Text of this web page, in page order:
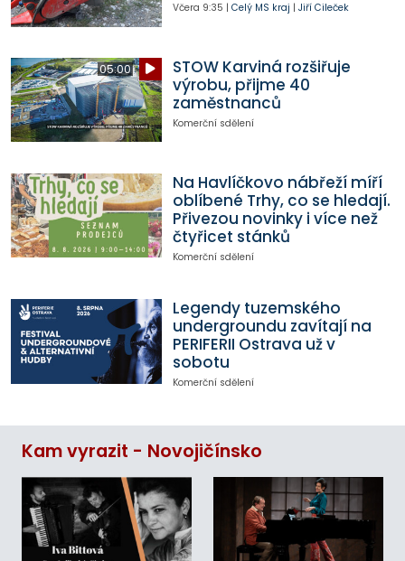
Včera 9:35 | Celý MS kraj | Jiří Cileček
05:00
STOW Karviná rozšiřuje
výrobu, přijme 40
zaměstnanců
Komerční sdělení
Na Havlíčkovo nábřeží míří
oblíbené Trhy, co se hledají.
Přivezou novinky i více než
čtyřicet stánků
Komerční sdělení
Legendy tuzemského
undergroundu zavítají na
PERIFERII Ostrava už v
sobotu
Komerční sdělení
Kam vyrazit - Novojičínsko